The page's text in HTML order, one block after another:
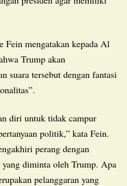
Trump akan
suara tersebut dengan fantasi
politik,” kata Fein.
perang dengan
yang diminta oleh Trump. Apa
pelanggaran yang